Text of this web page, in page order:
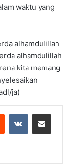
waktu yang
alhamdulillah
alhamdulillah
kita memang
ja)
Reddit VKontakteShare via Email